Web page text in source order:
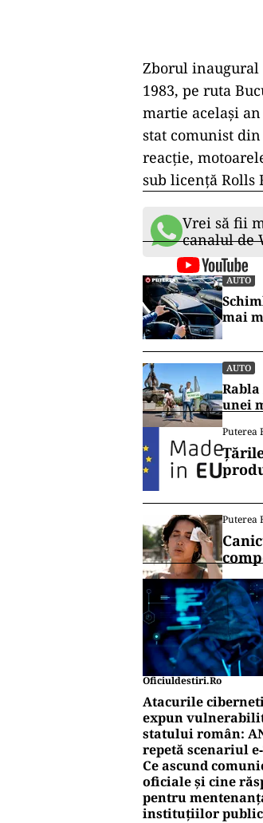
Zborul inaugural
1983, pe ruta
martie acelaşi
stat comunist din
reacţie,
sub licenţă Rolls
Vrei să fii
canalul de
AUTO
mai
AUTO
unei
Puterea
Puterea
Oficiuldestiri.ro
Atacurile
expun
statului român:
repetă scenariul
Ce ascund
oficiale și cine
pentru
instituțiilor